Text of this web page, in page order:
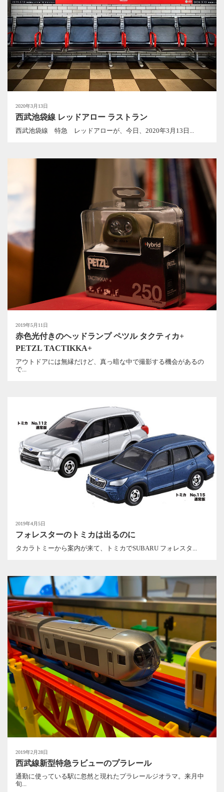
2020年3月13日
西武池袋線 レッドアロー ラストラン
西武池袋線 特急 レッドアローが、今日、2020年3月13日...
2019年5月11日
赤色光付きのヘッドランプ ペツル タクティカ+
PETZL TACTIKKA+
アウトドアには無縁だけど、真っ暗な中で撮影する機会があるの
で...
2019年4月5日
フォレスターのトミカは出るのに
タカラトミーから案内が来て、トミカでSUBARU フォレスタ...
2019年2月28日
西武線新型特急ラビューのプラレール
通勤に使っている駅に忽然と現れたプラレールジオラマ。来月中
旬...